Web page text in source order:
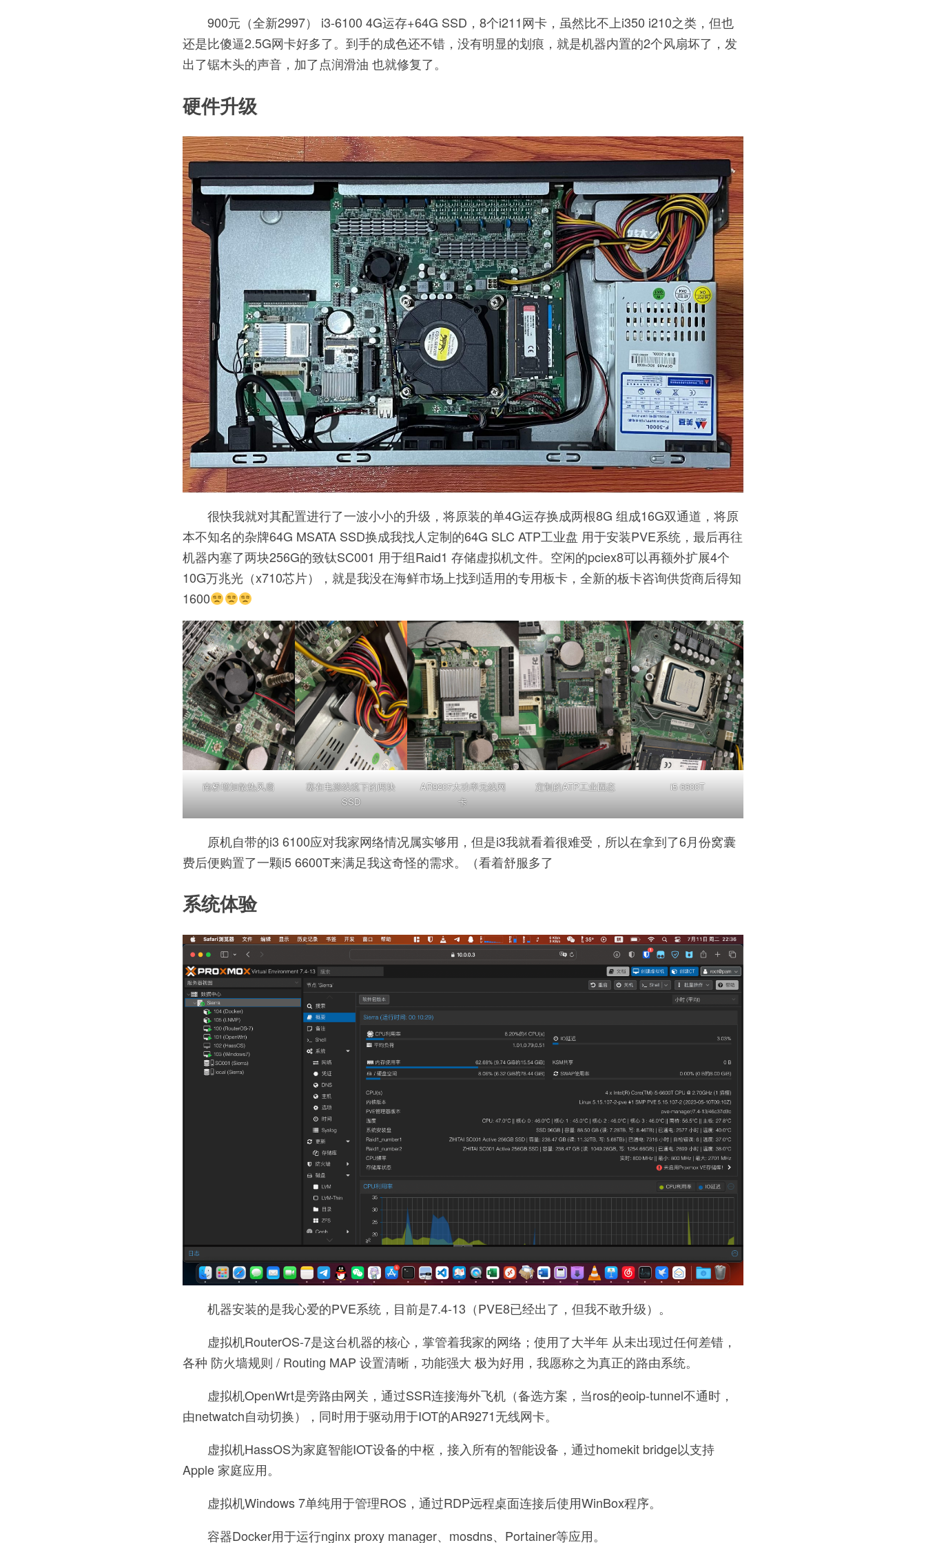
900元（全新2997） i3-6100 4G运存+64G SSD，8个i211网卡，虽然比不上i350 i210之类，但也
还是比傻逼2.5G网卡好多了。到手的成色还不错，没有明显的划痕，就是机器内置的2个风扇坏了，发
出了锯木头的声音，加了点润滑油 也就修复了。
硬件升级
很快我就对其配置进行了一波小小的升级，将原装的单4G运存换成两根8G 组成16G双通道，将原
本不知名的杂牌64G MSATA SSD换成我找人定制的64G SLC ATP工业盘 用于安装PVE系统，最后再往
机器内塞了两块256G的致钛SC001 用于组Raid1 存储虚拟机文件。空闲的pciex8可以再额外扩展4个
10G万兆光（x710芯片），就是我没在海鲜市场上找到适用的专用板卡，全新的板卡咨询供货商后得知
1600
南桥增加散热风扇
塞在电源线缆下的两块
SSD
AR9207大功率无线网
卡
定制的ATP工业固态 i5 6600T
原机自带的i3 6100应对我家网络情况属实够用，但是i3我就看着很难受，所以在拿到了6月份窝囊
费后便购置了一颗i5 6600T来满足我这奇怪的需求。（看着舒服多了
系统体验
机器安装的是我心爱的PVE系统，目前是7.4-13（PVE8已经出了，但我不敢升级）。
虚拟机RouterOS-7是这台机器的核心，掌管着我家的网络；使用了大半年 从未出现过任何差错，
各种 防火墙规则 / Routing MAP 设置清晰，功能强大 极为好用，我愿称之为真正的路由系统。
虚拟机OpenWrt是旁路由网关，通过SSR连接海外飞机（备选方案，当ros的eoip-tunnel不通时，
由netwatch自动切换），同时用于驱动用于IOT的AR9271无线网卡。
虚拟机HassOS为家庭智能IOT设备的中枢，接入所有的智能设备，通过homekit bridge以支持
Apple 家庭应用。
虚拟机Windows 7单纯用于管理ROS，通过RDP远程桌面连接后使用WinBox程序。
容器Docker用于运行nginx proxy manager、mosdns、Portainer等应用。